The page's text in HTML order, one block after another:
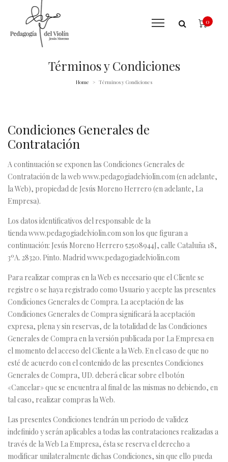
0
Términos y Condiciones
Home > Términos y Condiciones
Condiciones Generales de
Contratación
A continuación se exponen las Condiciones Generales de
Contratación de la web www.pedagogiadelviolin.com(en adelante,
la Web), propiedad de Jesús Moreno Herrero (en adelante, La
Empresa).
Los datos identificativos del responsable de la
tiendawww.pedagogiadelviolin.comson los que figuran a
continuación: Jesús Moreno Herrero 52508944J, calle Cataluña 18,
3ºA. 28320. Pinto. Madridwww.pedagogiadelviolin.com
Para realizar compras en la Web es necesario que el Cliente se
registre o se haya registrado como Usuario y acepte las presentes
Condiciones Generales de Compra. La aceptación de las
Condiciones Generales de Compra significará la aceptación
expresa, plena y sin reservas, de la totalidad de las Condiciones
Generales de Compra en la versión publicada por La Empresa en
el momento del acceso del Cliente a la Web. En el caso de que no
esté de acuerdo con el contenido de las presentes Condiciones
Generales de Compra, UD. deberá clicar sobre el botón
«Cancelar» que se encuentra al final de las mismas no debiendo, en
tal caso, realizar compras la Web.
Las presentes Condiciones tendrán un periodo de validez
indefinido y serán aplicables a todas las contrataciones realizadas a
través de la Web La Empresa, ésta se reserva el derecho a
modificar unilateralmente dichas Condiciones, sin que ello pueda